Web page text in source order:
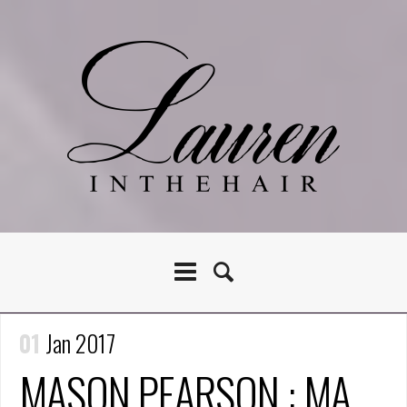
01 Jan 2017
MASON PEARSON : MA